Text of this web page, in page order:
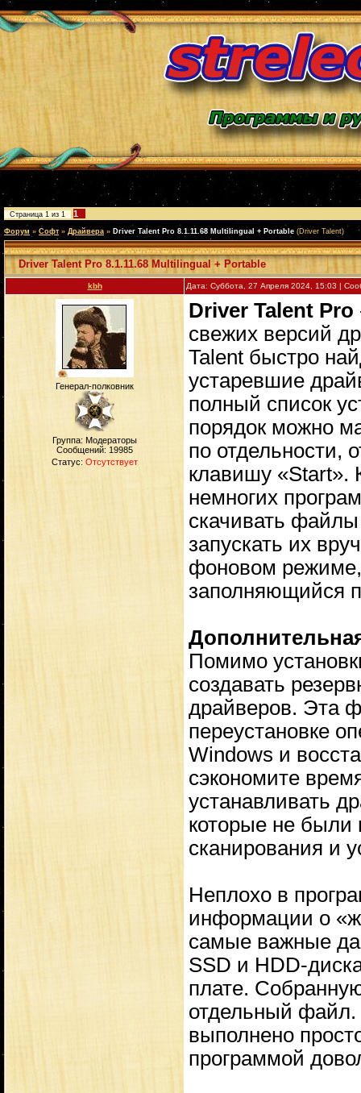
Страница 1 из 1 1
Форум » Софт » Драйвера » Driver Talent Pro 8.1.11.68 Multilingual + Portable (Driver Talent)
Driver Talent Pro 8.1.11.68 Multilingual + Portable
kbh Дата: Суббота, 27 Апреля 2024, 15:03 |
Генерал-полковник
Группа: Модераторы
Сообщений: 19985
Статус: Отсутствует
Driver Talent Pro
свежих версий
Talent быстро
устаревшие
полный список
порядок можно
по отдельности,
клавишу «Start».
немногих
скачивать
запускать их
фоновом режиме,
заполняющийся
Помимо
создавать
драйверов. Эта
переустановке
Windows и
сэкономите
устанавливать
которые не были
сканирования и
Неплохо в
информации о
самые важные
SSD и HDD-
плате.
отдельный
выполнено
программой